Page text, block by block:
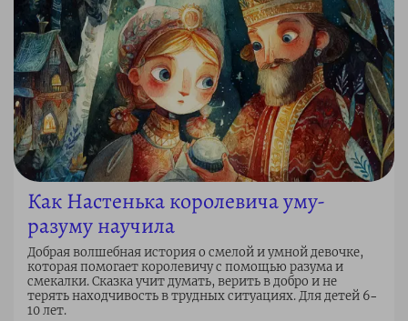
Как Настенька королевича уму-
разуму научила
Добрая волшебная история о смелой и умной девочке,
которая помогает королевичу с помощью разума и
смекалки. Сказка учит думать, верить в добро и не
терять находчивость в трудных ситуациях. Для детей 6–
10 лет.